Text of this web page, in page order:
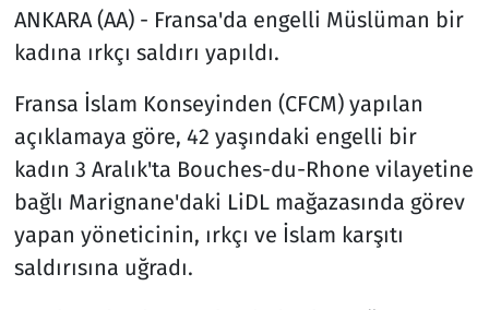
ANKARA (AA) - Fransa'da engelli Müslüman bir
kadına ırkçı saldırı yapıldı.
Fransa İslam Konseyinden (CFCM) yapılan
açıklamaya göre, 42 yaşındaki engelli bir
kadın 3 Aralık'ta Bouches-du-Rhone vilayetine
bağlı Marignane'daki LiDL mağazasında görev
yapan yöneticinin, ırkçı ve İslam karşıtı
saldırısına uğradı.
Otomobil
Oyun
Ramazan
Resmi İlanlar
Rüya Tabirleri